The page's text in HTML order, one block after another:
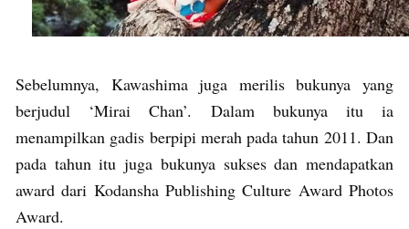
Sebelumnya, Kawashima juga merilis bukunya yang
berjudul ‘Mirai Chan’. Dalam bukunya itu ia
menampilkan gadis berpipi merah pada tahun 2011. Dan
pada tahun itu juga bukunya sukses dan mendapatkan
award dari Kodansha Publishing Culture Award Photos
Award.